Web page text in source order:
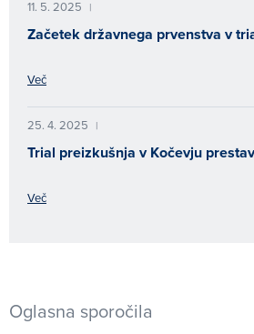
11. 5. 2025 |
Začetek državnega prvenstva v
Več
25. 4. 2025 |
Trial preizkušnja v Kočevju
Več
Oglasna sporočila